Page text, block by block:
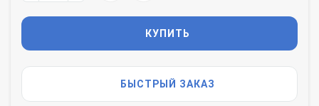
КУПИТЬ
БЫСТРЫЙ ЗАКАЗ